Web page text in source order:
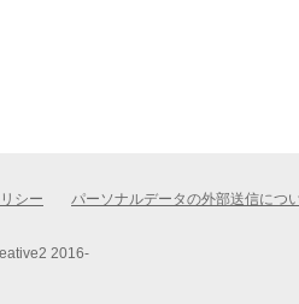
シー パーソナルデータの外部送信につ
2016-